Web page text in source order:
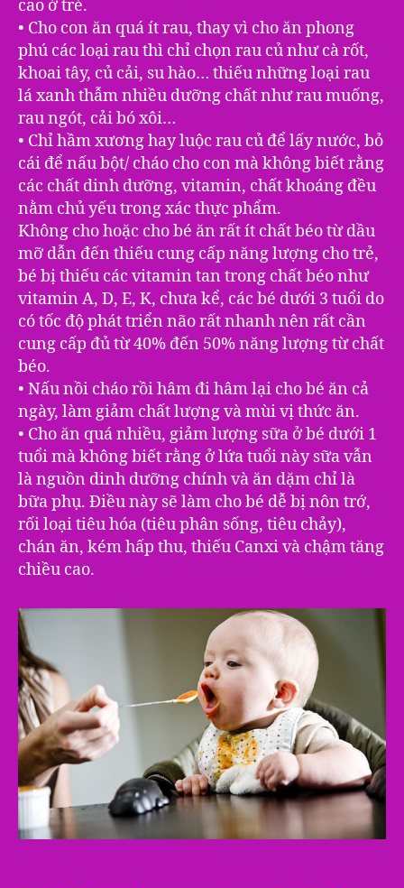
cao ở trẻ.
• Cho con ăn quá ít rau, thay vì cho ăn phong
phú các loại rau thì chỉ chọn rau củ như cà rốt,
khoai tây, củ cải, su hào… thiếu những loại rau
lá xanh thẫm nhiều dưỡng chất như rau muống,
rau ngót, cải bó xôi…
• Chỉ hầm xương hay luộc rau củ để lấy nước, bỏ
cái để nấu bột/ cháo cho con mà không biết rằng
các chất dinh dưỡng, vitamin, chất khoáng đều
nằm chủ yếu trong xác thực phẩm.
Không cho hoặc cho bé ăn rất ít chất béo từ dầu
mỡ dẫn đến thiếu cung cấp năng lượng cho trẻ,
bé bị thiếu các vitamin tan trong chất béo như
vitamin A, D, E, K, chưa kể, các bé dưới 3 tuổi do
có tốc độ phát triển não rất nhanh nên rất cần
cung cấp đủ từ 40% đến 50% năng lượng từ chất
béo.
• Nấu nồi cháo rồi hâm đi hâm lại cho bé ăn cả
ngày, làm giảm chất lượng và mùi vị thức ăn.
• Cho ăn quá nhiều, giảm lượng sữa ở bé dưới 1
tuổi mà không biết rằng ở lứa tuổi này sữa vẫn
là nguồn dinh dưỡng chính và ăn dặm chỉ là
bữa phụ. Điều này sẽ làm cho bé dễ bị nôn trớ,
rối loại tiêu hóa (tiêu phân sống, tiêu chảy),
chán ăn, kém hấp thu, thiếu Canxi và chậm tăng
chiều cao.